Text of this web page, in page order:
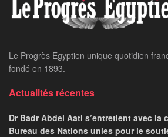
Le Progrès Egyptien unique quotidien
fondé en 1893.
Actualités récentes
Dr Badr Abdel Aati s’entretient avec la
Bureau des Nations unies pour le